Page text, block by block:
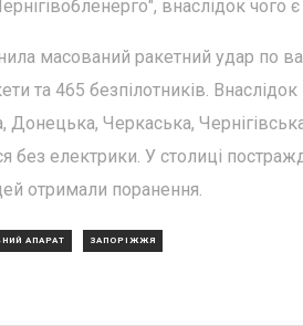
внаслідок чого
масований ракетний удар по
та 465 безпілотників. Внаслідок
Черкаська,
електрики. У столиці
отримали поранення.
АПАРАТ ЗАПОРІЖЖЯ